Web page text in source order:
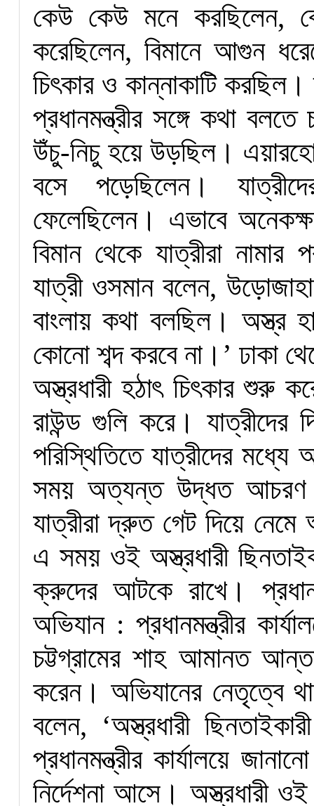
কেউ কেউ মনে করছিলেন,
করেছিলেন, বিমানে আগুন
চিৎকার ও কান্নাকাটি
প্রধানমন্ত্রীর সঙ্গে কথা
উঁচু-নিচু হয়ে উড়ছিল।
বসে পড়েছিলেন।
ফেলেছিলেন। এভাবে
বিমান থেকে যাত্রীরা
যাত্রী ওসমান বলেন,
বাংলায় কথা বলছিল। অস্ত্র
কোনো শব্দ করবে না।’ ঢাকা
অস্ত্রধারী হঠাৎ চিৎকার শুরু
রাউন্ড গুলি করে।
পরিস্থিতিতে যাত্রীদের
সময় অত্যন্ত উদ্ধত আচরণ
যাত্রীরা দ্রুত গেট দিয়ে
এ সময় ওই অস্ত্রধারী
ক্রুদের আটকে রাখে।
অভিযান : প্রধানমন্ত্রীর
চট্টগ্রামের শাহ আমানত
করেন। অভিযানের নেতৃত্বে
বলেন, ‘অস্ত্রধারী
প্রধানমন্ত্রীর কার্যালয়ে
নির্দেশনা আসে। অস্ত্রধারী